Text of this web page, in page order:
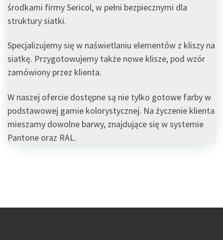
środkami firmy Sericol, w pełni bezpiecznymi dla
struktury siatki.
Specjalizujemy się w naświetlaniu elementów z kliszy na
siatkę. Przygotowujemy także nowe klisze, pod wzór
zamówiony przez klienta.
W naszej ofercie dostępne są nie tylko gotowe farby w
podstawowej gamie kolorystycznej. Na życzenie klienta
mieszamy dowolne barwy, znajdujące się w systemie
Pantone oraz RAL.